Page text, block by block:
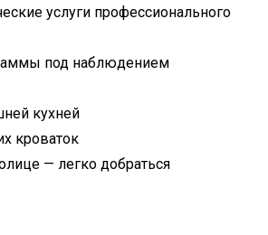
услуги профессионального
под наблюдением
кухней
кроваток
— легко добраться